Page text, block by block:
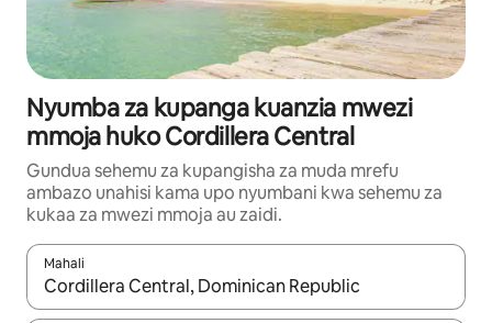
Nyumba za kupanga kuanzia mwezi
mmoja huko Cordillera Central
Gundua sehemu za kupangisha za muda mrefu
ambazo unahisi kama upo nyumbani kwa sehemu za
kukaa za mwezi mmoja au zaidi.
Mahali
Wakati matokeo yanapatikana, vinjari kwa kutumia vitufe vya